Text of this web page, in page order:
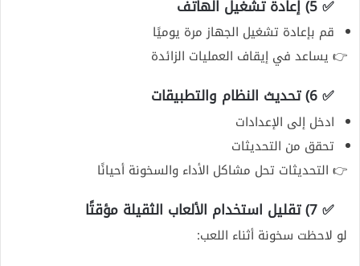
✅ 5) إعادة تشغيل الهاتف
قم بإعادة تشغيل الجهاز مرة يوميًا
👉 يساعد في إيقاف العمليات الزائدة
✅ 6) تحديث النظام والتطبيقات
ادخل إلى الإعدادات
تحقق من التحديثات
👉 التحديثات تحل مشاكل الأداء والسخونة أحيانًا
✅ 7) تقليل استخدام الألعاب الثقيلة مؤقتًا
لو لاحظت سخونة أثناء اللعب: